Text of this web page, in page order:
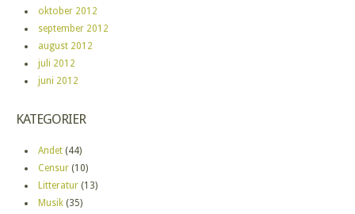
oktober 2012
september 2012
august 2012
juli 2012
juni 2012
KATEGORIER
Andet (44)
Censur (10)
Litteratur (13)
Musik (35)